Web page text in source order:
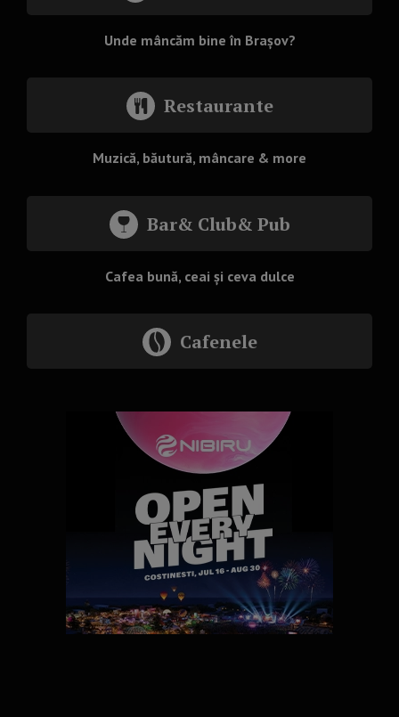
Unde mâncăm bine în Brașov?
Restaurante
Muzică, băutură, mâncare & more
Bar& Club& Pub
Cafea bună, ceai și ceva dulce
Cafenele